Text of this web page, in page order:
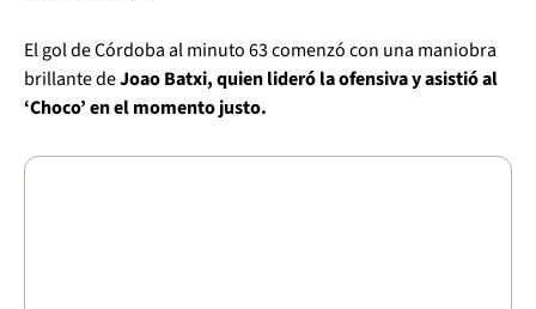
El gol de Córdoba al minuto 63 comenzó con una maniobra
brillante deJoao Batxi, quien lideró la ofensiva y asistió al
‘Choco’ en el momento justo.